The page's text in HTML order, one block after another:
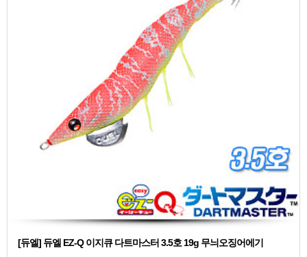
[듀엘] 듀엘 EZ-Q 이지큐 다트마스터 3.5호 19g 무늬오징어에기